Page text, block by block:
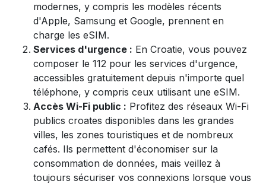
modernes, y compris les modèles récents
d'Apple, Samsung et Google, prennent en
charge les eSIM.
Services d'urgence : En Croatie, vous pouvez
composer le 112 pour les services d'urgence,
accessibles gratuitement depuis n'importe quel
téléphone, y compris ceux utilisant une eSIM.
Accès Wi-Fi public : Profitez des réseaux Wi-Fi
publics croates disponibles dans les grandes
villes, les zones touristiques et de nombreux
cafés. Ils permettent d'économiser sur la
consommation de données, mais veillez à
toujours sécuriser vos connexions lorsque vous